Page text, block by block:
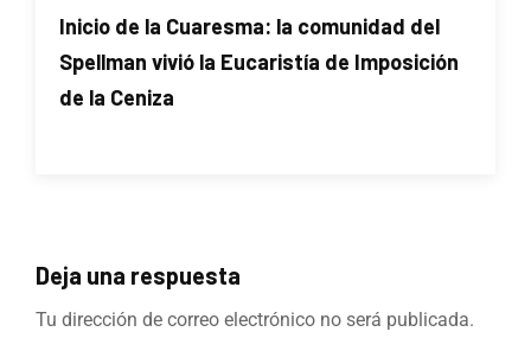
Inicio de la Cuaresma: la comunidad del
Spellman vivió la Eucaristía de Imposición
de la Ceniza
Deja una respuesta
Tu dirección de correo electrónico no será publicada.